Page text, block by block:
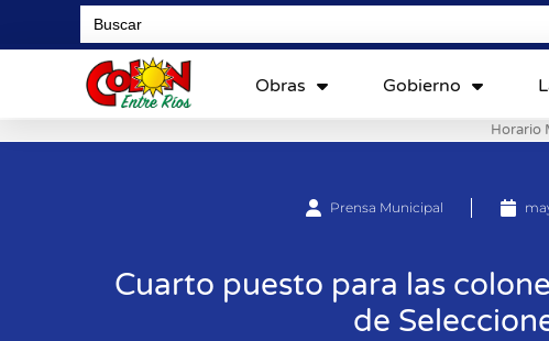
Search
for:
Obras Gobierno
Horario
Prensa Municipal
Cuarto puesto para las
de